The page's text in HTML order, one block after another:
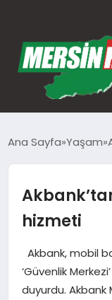
GÜNDEM
EKONOMI
TEKNOLOJI
Ana Sayfa Yaşam
hizmeti
Akbank, mobil
‘Güvenlik
duyurdu. Akbank